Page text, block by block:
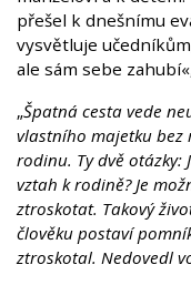
přešel k dnešnímu
vysvětluje
ale sám sebe
„Špatná cesta vede
vlastního majetku bez
rodinu. Ty dvě otázky:
vztah k rodině? Je
ztroskotat. Takový
člověku postaví
ztroskotal. Nedovedl